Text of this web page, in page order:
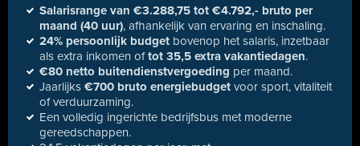
Salarisrange van €3.288,75 tot €4.792,- bruto per
maand (40 uur), afhankelijk van ervaring en inschaling.
24% persoonlijk budget bovenop het salaris, inzetbaar
als extra inkomen oftot 35,5 extra vakantiedagen.
€80 netto buitendienstvergoeding per maand.
Jaarlijks €700 bruto energiebudget voor sport, vitaliteit
of verduurzaming.
Een volledig ingerichte bedrijfsbus met moderne
gereedschappen.